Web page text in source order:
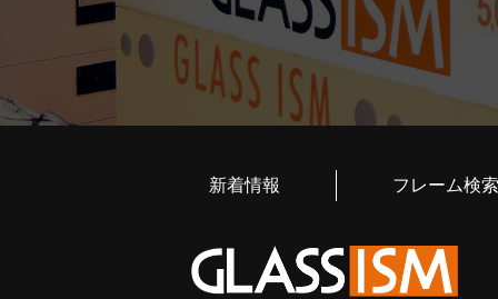
新着情報 フレーム検索